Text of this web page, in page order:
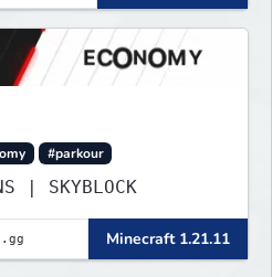
#parkour
| SKYBLOCK
Minecraft 1.21.11